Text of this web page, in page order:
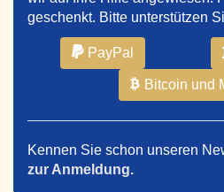
geschenkt. Bitte unterstützen
PayPal
Bitcoin und
Kennen Sie schon unseren
zur Anmeldung.